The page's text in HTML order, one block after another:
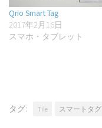
Qrio Smart Tag
2017年2月16日
スマホ・タブレット
タグ: Tile スマートタグ